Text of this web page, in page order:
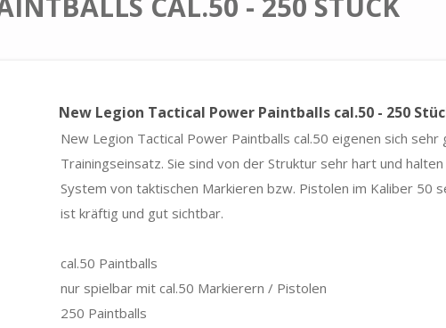
New Legion Tactical Power Paintballs cal.50 - 250
New Legion Tactical Power Paintballs cal.50 eigenen sich
Trainingseinsatz. Sie sind von der Struktur sehr hart und
System von taktischen Markieren bzw. Pistolen im Kaliber 50
ist kräftig und gut sichtbar.
cal.50 Paintballs
nur spielbar mit cal.50 Markierern / Pistolen
250 Paintballs